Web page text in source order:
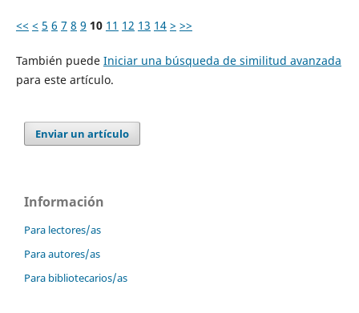
<< < 5 6 7 8 9 10 11 12 13 14 > >>
También puede Iniciar una búsqueda de similitud avanzada
para este artículo.
Enviar un artículo
Información
Para lectores/as
Para autores/as
Para bibliotecarios/as